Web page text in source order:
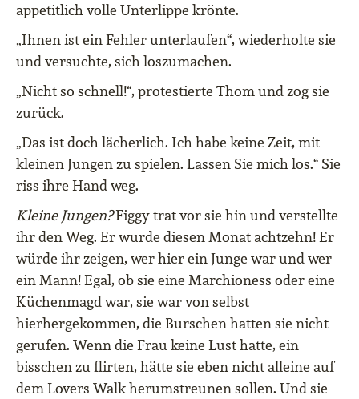
appetitlich volle Unterlippe krönte.
„Ihnen ist ein Fehler unterlaufen“, wiederholte sie
und versuchte, sich loszumachen.
„Nicht so schnell!“, protestierte Thom und zog sie
zurück.
„Das ist doch lächerlich. Ich habe keine Zeit, mit
kleinen Jungen zu spielen. Lassen Sie mich los.“ Sie
riss ihre Hand weg.
Kleine Jungen?Figgy trat vor sie hin und verstellte
ihr den Weg. Er wurde diesen Monat achtzehn! Er
würde ihr zeigen, wer hier ein Junge war und wer
ein Mann! Egal, ob sie eine Marchioness oder eine
Küchenmagd war, sie war von selbst
hierhergekommen, die Burschen hatten sie nicht
gerufen. Wenn die Frau keine Lust hatte, ein
bisschen zu flirten, hätte sie eben nicht alleine auf
dem Lovers Walk herumstreunen sollen. Und sie